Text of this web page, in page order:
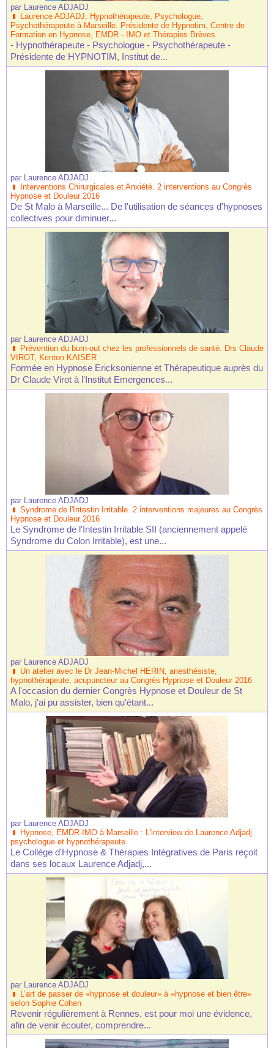
par Laurence ADJADJ
Laurence ADJADJ, Hypnothérapeute, Psychologue,
Psychothérapeute à Marseille. Présidente de Hypnotim, Centre de
Formation en Hypnose, EMDR - IMO et Thérapies Brèves
- Hypnothérapeute - Psychologue - Psychothérapeute -
Présidente de HYPNOTIM, Institut de...
par Laurence ADJADJ
Interventions Chirurgicales et Anxiété. 2 interventions au Congrès
Hypnose et Douleur 2016
De St Malo à Marseille... De l'utilisation de séances d'hypnoses
collectives pour diminuer...
par Laurence ADJADJ
Prévention du burn-out chez les professionnels de santé. Drs Claude
VIROT, Kenton KAISER
Formée en Hypnose Ericksonienne et Thérapeutique auprès du
Dr Claude Virot à l'Institut Emergences...
par Laurence ADJADJ
Syndrome de l'Intestin Irritable. 2 interventions majeures au Congrès
Hypnose et Douleur 2016
Le Syndrome de l'Intestin Irritable SII (anciennement appelé
Syndrome du Colon Irritable), est une...
par Laurence ADJADJ
Un atelier avec le Dr Jean-Michel HERIN, anesthésiste,
hypnothérapeute, acupuncteur au Congrès Hypnose et Douleur 2016
A l'occasion du dernier Congrès Hypnose et Douleur de St
Malo, j'ai pu assister, bien qu'étant...
par Laurence ADJADJ
Hypnose, EMDR-IMO à Marseille : L'interview de Laurence Adjadj
psychologue et hypnothérapeute
Le Collège d'Hypnose & Thérapies Intégratives de Paris reçoit
dans ses locaux Laurence Adjadj,...
par Laurence ADJADJ
L’art de passer de «hypnose et douleur» à «hypnose et bien être»
selon Sophie Cohen
Revenir régulièrement à Rennes, est pour moi une évidence,
afin de venir écouter, comprendre...